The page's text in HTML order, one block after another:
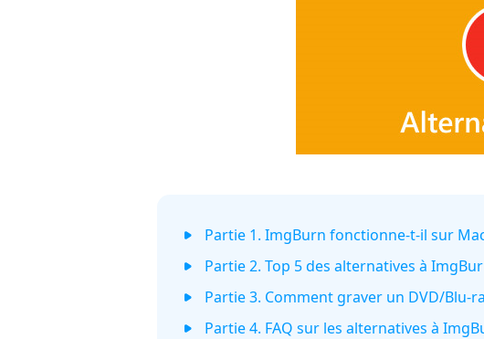
Partie 1. ImgBurn fonctionne-t-il sur
Partie 2. Top 5 des alternatives à
Partie 3. Comment graver un DVD/Blu-
Partie 4. FAQ sur les alternatives à